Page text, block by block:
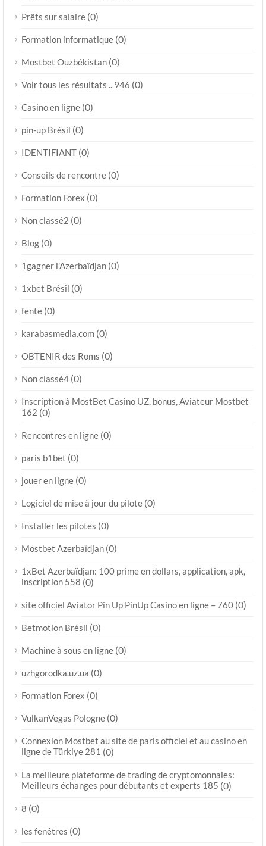
Prêts sur salaire (0)
Formation informatique (0)
Mostbet Ouzbékistan (0)
Voir tous les résultats .. 946 (0)
Casino en ligne (0)
pin-up Brésil (0)
IDENTIFIANT (0)
Conseils de rencontre (0)
Formation Forex (0)
Non classé2 (0)
Blog (0)
1gagner l'Azerbaïdjan (0)
1xbet Brésil (0)
fente (0)
karabasmedia.com (0)
OBTENIR des Roms (0)
Non classé4 (0)
Inscription à MostBet Casino UZ, bonus, Aviateur Mostbet
162 (0)
Rencontres en ligne (0)
paris b1bet (0)
jouer en ligne (0)
Logiciel de mise à jour du pilote (0)
Installer les pilotes (0)
Mostbet Azerbaïdjan (0)
1xBet Azerbaïdjan: 100 prime en dollars, application, apk,
inscription 558 (0)
site officiel Aviator Pin Up PinUp Casino en ligne – 760 (0)
Betmotion Brésil (0)
Machine à sous en ligne (0)
uzhgorodka.uz.ua (0)
Formation Forex (0)
VulkanVegas Pologne (0)
Connexion Mostbet au site de paris officiel et au casino en
ligne de Türkiye 281 (0)
La meilleure plateforme de trading de cryptomonnaies:
Meilleurs échanges pour débutants et experts 185 (0)
8 (0)
les fenêtres (0)